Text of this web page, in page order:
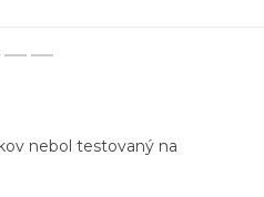
nebol testovaný na